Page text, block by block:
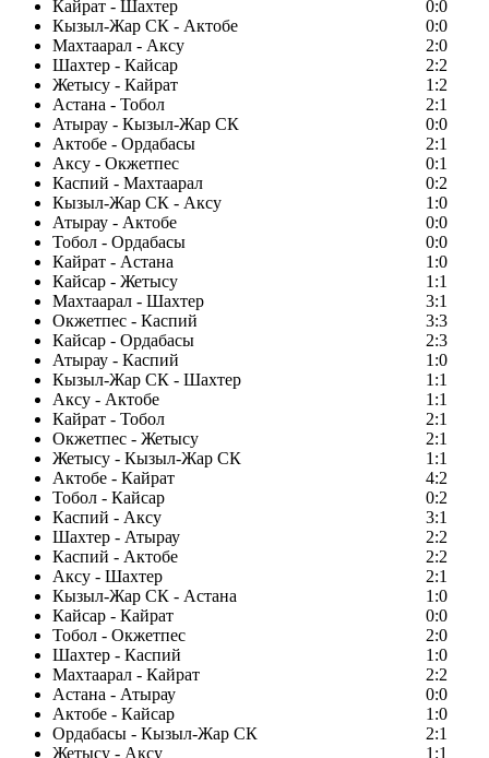
Кайрат - Шахтер
0:0
Кызыл-Жар СК - Актобе
0:0
Махтаарал - Аксу
2:0
Шахтер - Кайсар
2:2
Жетысу - Кайрат
1:2
Астана - Тобол
2:1
Атырау - Кызыл-Жар СК
0:0
Актобе - Ордабасы
2:1
Аксу - Окжетпес
0:1
Каспий - Махтаарал
0:2
Кызыл-Жар СК - Аксу
1:0
Атырау - Актобе
0:0
Тобол - Ордабасы
0:0
Кайрат - Астана
1:0
Кайсар - Жетысу
1:1
Махтаарал - Шахтер
3:1
Окжетпес - Каспий
3:3
Кайсар - Ордабасы
2:3
Атырау - Каспий
1:0
Кызыл-Жар СК - Шахтер
1:1
Аксу - Актобе
1:1
Кайрат - Тобол
2:1
Окжетпес - Жетысу
2:1
Жетысу - Кызыл-Жар СК
1:1
Актобе - Кайрат
4:2
Тобол - Кайсар
0:2
Каспий - Аксу
3:1
Шахтер - Атырау
2:2
Каспий - Актобе
2:2
Аксу - Шахтер
2:1
Кызыл-Жар СК - Астана
1:0
Кайсар - Кайрат
0:0
Тобол - Окжетпес
2:0
Шахтер - Каспий
1:0
Махтаарал - Кайрат
2:2
Астана - Атырау
0:0
Актобе - Кайсар
1:0
Ордабасы - Кызыл-Жар СК
2:1
Жетысу - Аксу
1:1